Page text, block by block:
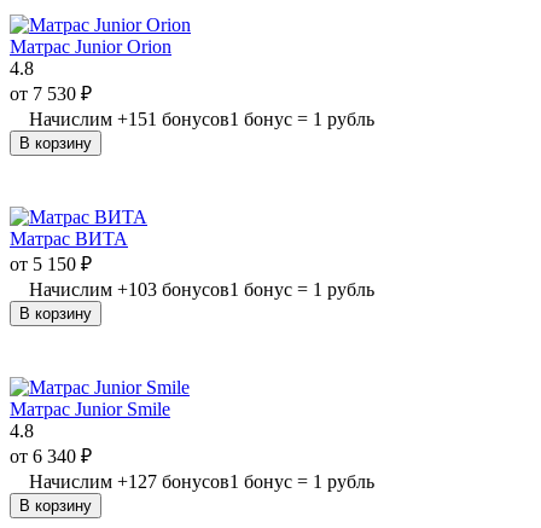
Матрас Junior Orion
4.8
от 7 530 ₽
Начислим +151 бонусов1 бонус = 1 рубль
В корзину
Матрас ВИТА
от 5 150 ₽
Начислим +103 бонусов1 бонус = 1 рубль
В корзину
Матрас Junior Smile
4.8
от 6 340 ₽
Начислим +127 бонусов1 бонус = 1 рубль
В корзину